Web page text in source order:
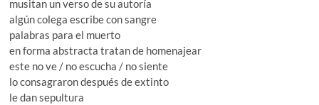
musitan un verso de su autoría
algún colega escribe con sangre
palabras para el muerto
en forma abstracta tratan de homenajear
este no ve / no escucha / no siente
lo consagraron después de extinto
le dan sepultura